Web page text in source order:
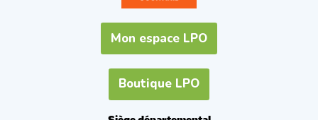
Mon espace LPO
Boutique LPO